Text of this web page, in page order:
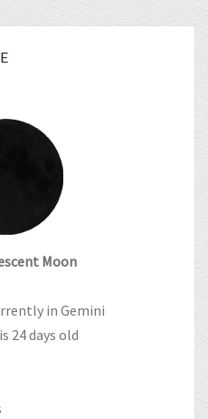
Moon
in Gemini
24 days old